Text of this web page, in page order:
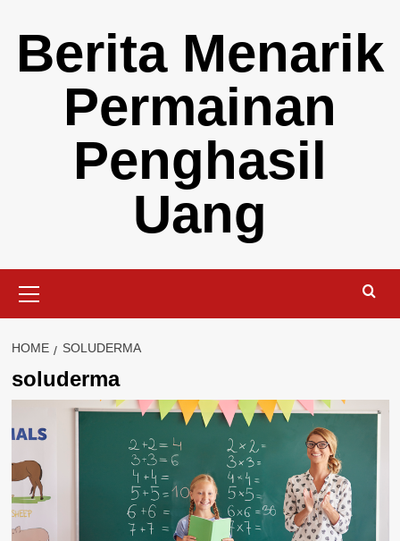
content
Berita Menarik
Permainan
Penghasil
Uang
Menu
HOME SOLUDERMA
soluderma